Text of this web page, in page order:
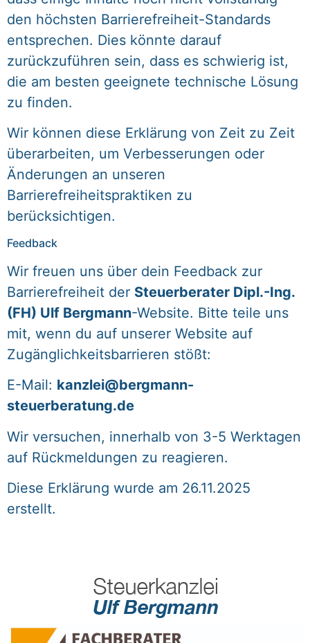
den höchsten Barrierefreiheit-Standards
entsprechen. Dies könnte darauf
zurückzuführen sein, dass es schwierig ist,
die am besten geeignete technische Lösung
zu finden.
Wir können diese Erklärung von Zeit zu Zeit
überarbeiten, um Verbesserungen oder
Änderungen an unseren
Barrierefreiheitspraktiken zu
berücksichtigen.
Feedback
Wir freuen uns über dein Feedback zur
Barrierefreiheit der Steuerberater Dipl.-Ing.
(FH) Ulf Bergmann-Website. Bitte teile uns
mit, wenn du auf unserer Website auf
Zugänglichkeitsbarrieren stößt:
E-Mail: kanzlei@bergmann-
steuerberatung.de
Wir versuchen, innerhalb von 3-5 Werktagen
auf Rückmeldungen zu reagieren.
Diese Erklärung wurde am 26.11.2025
erstellt.